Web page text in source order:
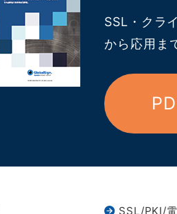
SSL・クラ
から応用ま
SSL/PKI/